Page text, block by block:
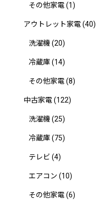
その他家電(1)
アウトレット家電(40)
洗濯機 (20)
冷蔵庫(14)
その他家電(8)
中古家電(122)
洗濯機 (25)
冷蔵庫(75)
テレビ (4)
エアコン (10)
その他家電(6)